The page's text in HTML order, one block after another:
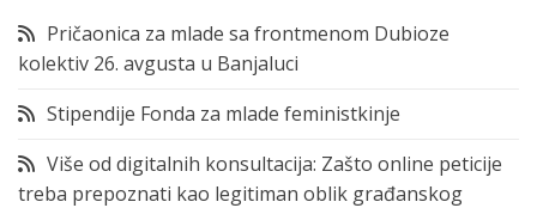
Pričaonica za mlade sa frontmenom Dubioze
kolektiv 26. avgusta u Banjaluci
Stipendije Fonda za mlade feministkinje
Više od digitalnih konsultacija: Zašto online peticije
treba prepoznati kao legitiman oblik građanskog